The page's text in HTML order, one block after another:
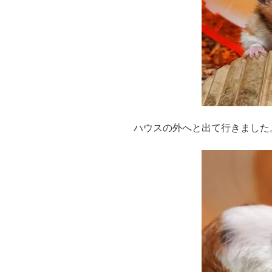
ハウスの外へと出て行きました